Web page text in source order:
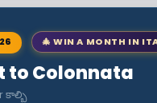
🎄 WIN A MONTH IN
to Colonnata
కాల్బి